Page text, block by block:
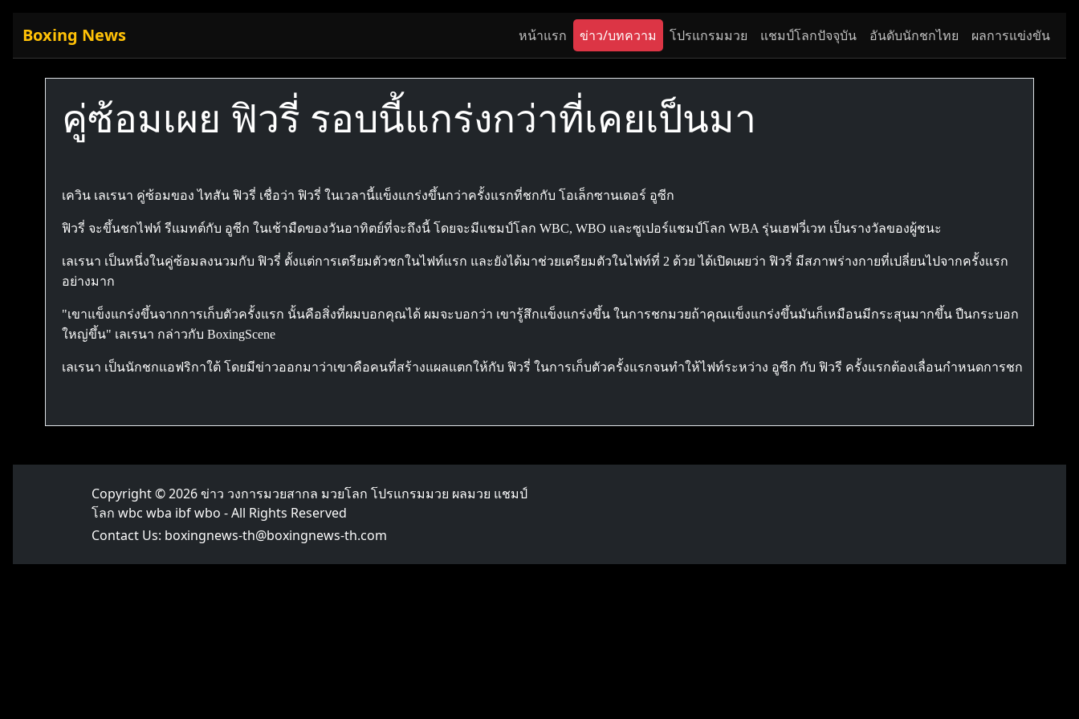
Boxing News หน้าแรก ข่าว/บทความ โปรแกรมมวย แชมป์โลกปัจจุบัน อันดับนักชกไทย ผลการแข่งขัน
คู่ซ้อมเผย ฟิวรี่ รอบนี้แกร่งกว่าที่เคยเป็นมา
เควิน เลเรนา คู่ซ้อมของ ไทสัน ฟิวรี่ เชื่อว่า ฟิวรี่ ในเวลานี้แข็งแกร่งขึ้นกว่าครั้งแรกที่ชกกับ โอเล็กซานเดอร์ อูซีก
ฟิวรี่ จะขึ้นชกไฟท์ รีแมทต์กับ อูซีก ในเช้ามืดของวันอาทิตย์ที่จะถึงนี้ โดยจะมีแชมป์โลก WBC, WBO และซูเปอร์แชมป์โลก WBA รุ่นเฮฟวี่เวท เป็นรางวัลของผู้ชนะ
เลเรนา เป็นหนึ่งในคู่ซ้อมลงนวมกับ ฟิวรี่ ตั้งแต่การเตรียมตัวชกในไฟท์แรก และยังได้มาช่วยเตรียมตัวในไฟท์ที่ 2 ด้วย ได้เปิดเผยว่า ฟิวรี่ มีสภาพร่างกายที่เปลี่ยนไปจากครั้งแรก
อย่างมาก
"เขาแข็งแกร่งขึ้นจากการเก็บตัวครั้งแรก นั้นคือสิ่งที่ผมบอกคุณได้ ผมจะบอกว่า เขารู้สึกแข็งแกร่งขึ้น ในการชกมวยถ้าคุณแข็งแกร่งขึ้นมันก็เหมือนมีกระสุนมากขึ้น ปืนกระบอก
ใหญ่ขึ้น" เลเรนา กล่าวกับ BoxingScene
เลเรนา เป็นนักชกแอฟริกาใต้ โดยมีข่าวออกมาว่าเขาคือคนที่สร้างแผลแตกให้กับ ฟิวรี่ ในการเก็บตัวครั้งแรกจนทำให้ไฟท์ระหว่าง อูซีก กับ ฟิวรี ครั้งแรกต้องเลื่อนกำหนดการชก
Copyright © 2026ข่าว วงการมวยสากล มวยโลก โปรแกรมมวย ผลมวย แชมป์
โลก wbc wba ibf wbo - All Rights Reserved
Contact Us: boxingnews-th@boxingnews-th.com